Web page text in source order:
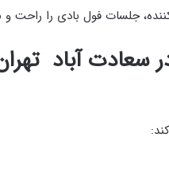
جلسات فول بادی را راحت و
سعادت‌ آباد